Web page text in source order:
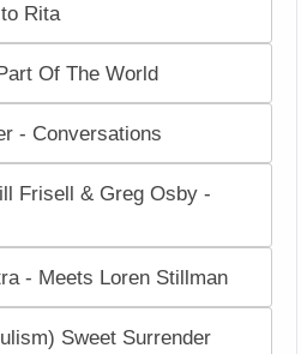
Rita
Of The World
- Conversations
Frisell & Greg Osby -
- Meets Loren Stillman
Sweet Surrender